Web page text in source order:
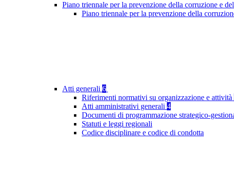
Piano triennale per la prevenzione della corruzione e
Piano triennale per la prevenzione della
Atti generali 6
Riferimenti normativi su organizzazione e attività
Atti amministrativi generali 4
Documenti di programmazione strategico-
Statuti e leggi regionali
Codice disciplinare e codice di condotta